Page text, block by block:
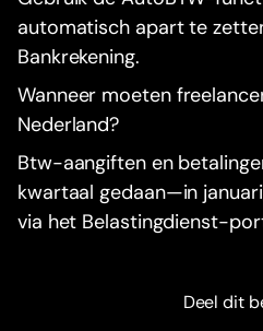
automatisch apart te
Bankrekening.
Wanneer moeten
Nederland?
Btw-aangiften en
kwartaal gedaan—in
via het Belastingdienst-
Deel dit